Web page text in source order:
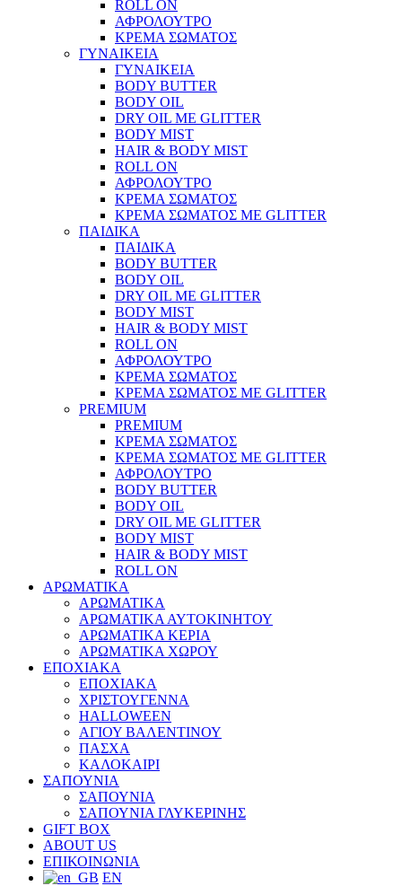
ROLL ON
ΑΦΡΟΛΟΥΤΡΟ
ΚΡΕΜΑ ΣΩΜΑΤΟΣ
ΓΥΝΑΙΚΕΙΑ
ΓΥΝΑΙΚΕΙΑ
BODY BUTTER
BODY OIL
DRY OIL ΜΕ GLITTER
BODY MIST
HAIR & BODY MIST
ROLL ON
ΑΦΡΟΛΟΥΤΡΟ
ΚΡΕΜΑ ΣΩΜΑΤΟΣ
ΚΡΕΜΑ ΣΩΜΑΤΟΣ ΜΕ GLITTER
ΠΑΙΔΙΚΑ
ΠΑΙΔΙΚΑ
BODY BUTTER
BODY OIL
DRY OIL ΜΕ GLITTER
BODY MIST
HAIR & BODY MIST
ROLL ON
ΑΦΡΟΛΟΥΤΡΟ
ΚΡΕΜΑ ΣΩΜΑΤΟΣ
ΚΡΕΜΑ ΣΩΜΑΤΟΣ ΜΕ GLITTER
PREMIUM
PREMIUM
ΚΡΕΜΑ ΣΩΜΑΤΟΣ
ΚΡΕΜΑ ΣΩΜΑΤΟΣ ΜΕ GLITTER
ΑΦΡΟΛΟΥΤΡΟ
BODY BUTTER
BODY OIL
DRY OIL ΜΕ GLITTER
BODY MIST
HAIR & BODY MIST
ROLL ON
ΑΡΩΜΑΤΙΚΑ
ΑΡΩΜΑΤΙΚΑ
ΑΡΩΜΑΤΙΚΑ ΑΥΤΟΚΙΝΗΤΟΥ
ΑΡΩΜΑΤΙΚΑ ΚΕΡΙΑ
ΑΡΩΜΑΤΙΚΑ ΧΩΡΟΥ
ΕΠΟΧΙΑΚΑ
ΕΠΟΧΙΑΚΑ
ΧΡΙΣΤΟΥΓΕΝΝΑ
HALLOWEEN
ΑΓΙΟΥ ΒΑΛΕΝΤΙΝΟΥ
ΠΑΣΧΑ
ΚΑΛΟΚΑΙΡΙ
ΣΑΠΟΥΝΙΑ
ΣΑΠΟΥΝΙΑ
ΣΑΠΟΥΝΙΑ ΓΛΥΚΕΡΙΝΗΣ
GIFT BOX
ABOUT US
ΕΠΙΚΟΙΝΩΝΙΑ
EN